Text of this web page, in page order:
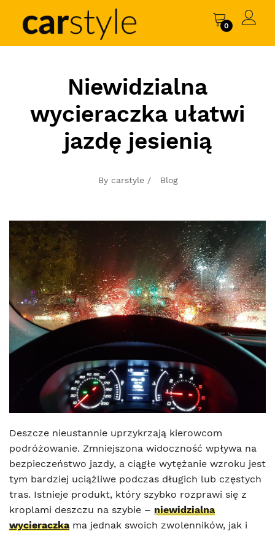
0
Niewidzialna
wycieraczka ułatwi
jazdę jesienią
By carstyle / Blog
Deszcze nieustannie uprzykrzają kierowcom
podróżowanie. Zmniejszona widoczność wpływa na
bezpieczeństwo jazdy, a ciągłe wytężanie wzroku jest
tym bardziej uciążliwe podczas długich lub częstych
tras. Istnieje produkt, który szybko rozprawi się z
kroplami deszczu na szybie – niewidzialna
wycieraczka ma jednak swoich zwolenników, jak i